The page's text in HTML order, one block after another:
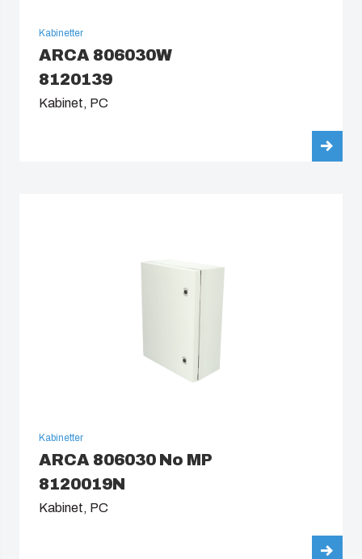
Kabinetter
ARCA 806030W
8120139
Kabinet, PC
Kabinetter
ARCA 806030 No MP
8120019N
Kabinet, PC